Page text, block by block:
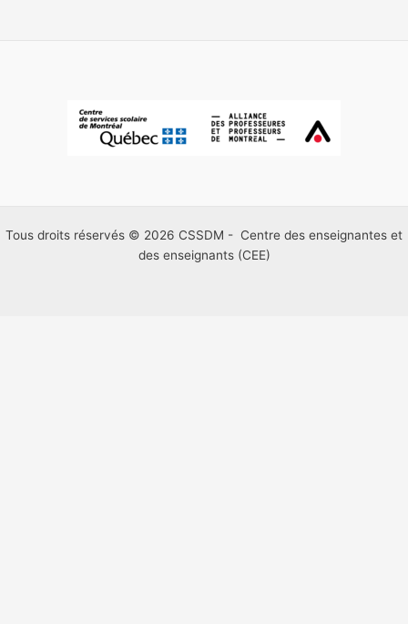
Tous droits réservés © 2026 CSSDM - Centre des enseignantes et
des enseignants (CEE)